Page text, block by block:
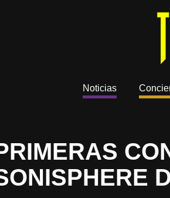
Noticias